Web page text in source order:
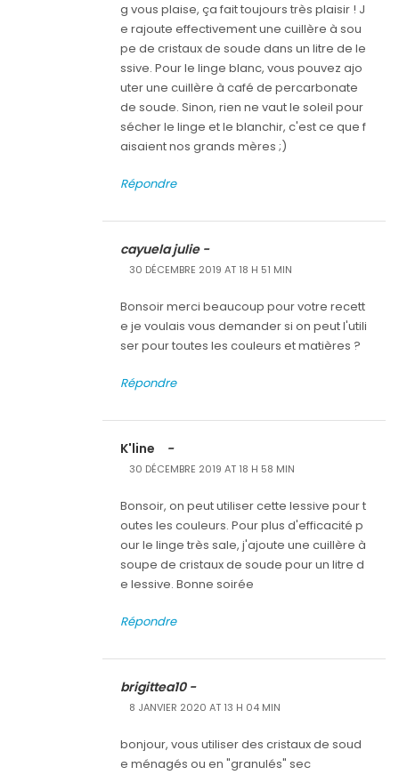
g vous plaise, ça fait toujours très plaisir ! J
e rajoute effectivement une cuillère à sou
pe de cristaux de soude dans un litre de le
ssive. Pour le linge blanc, vous pouvez ajo
uter une cuillère à café de percarbonate
de soude. Sinon, rien ne vaut le soleil pour
sécher le linge et le blanchir, c'est ce que f
aisaient nos grands mères ;)
Répondre
cayuela julie -
30 DÉCEMBRE 2019 AT 18 H 51 MIN
Bonsoir merci beaucoup pour votre recett
e je voulais vous demander si on peut l'utili
ser pour toutes les couleurs et matières ?
Répondre
K'line -
30 DÉCEMBRE 2019 AT 18 H 58 MIN
Bonsoir, on peut utiliser cette lessive pour t
outes les couleurs. Pour plus d'efficacité p
our le linge très sale, j'ajoute une cuillère à
soupe de cristaux de soude pour un litre d
e lessive. Bonne soirée
Répondre
brigittea10 -
8 JANVIER 2020 AT 13 H 04 MIN
bonjour, vous utiliser des cristaux de soud
e ménagés ou en "granulés" sec